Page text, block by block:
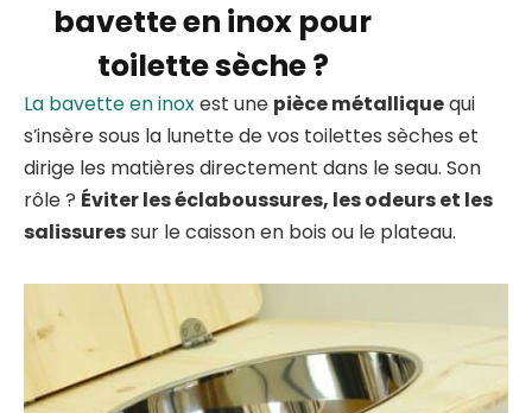
bavette en inox pour
toilette sèche ?
La bavette en inoxest une pièce métalliquequi
s’insère sous la lunette de vos toilettes sèches et
dirige les matières directement dans le seau. Son
rôle ? Éviter les éclaboussures, les odeurs et les
salissuressur le caisson en bois ou le plateau.